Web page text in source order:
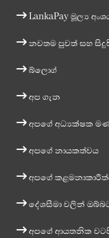
LankaPay මූල්‍ය
නවතම පුවත් සහ
බ්ලොග්
අප ගැන
අපගේ අධ්‍යක්ෂක
අපගේ නායකත්වය
අපගේ
දේශසීමා වලින්
අපගේ ආයතනික